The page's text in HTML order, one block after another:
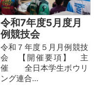
令和7年度5月度月
例競技会
令和７年度５月月例競技
会 【開催要項】 主
催 全日本学生ボウリ
ング連合…